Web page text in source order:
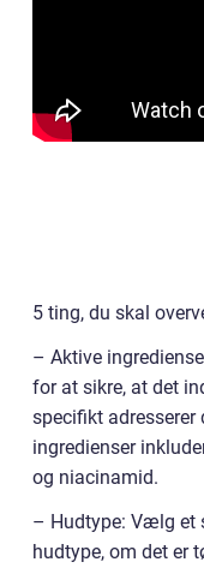
5 ting, du skal
– Aktive
for at sikre, at det
specifikt
ingredienser
og niacinamid.
– Hudtype: Vælg et
hudtype, om det er